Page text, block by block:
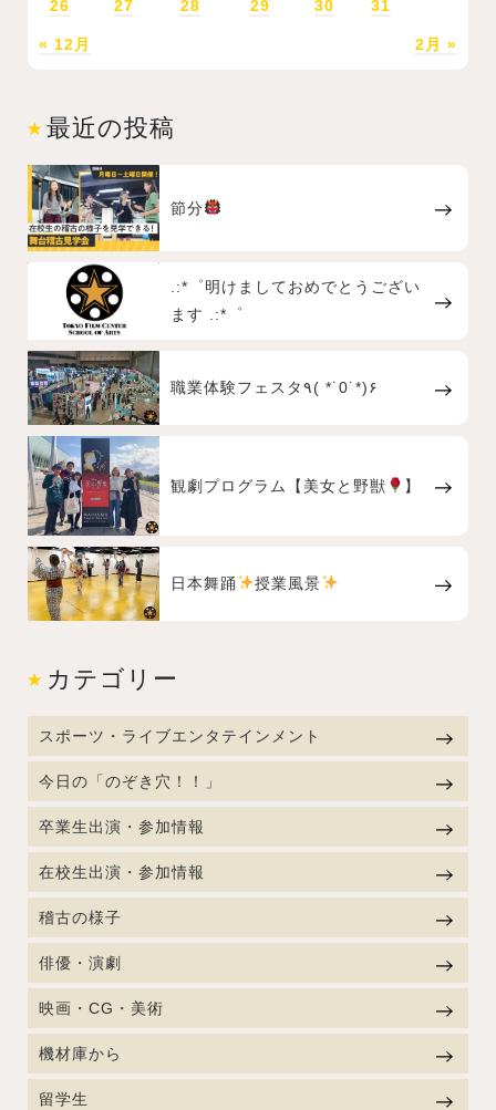
« 12月 2月 »
26 27 28 29 30 31
最近の投稿
節分
.:*゜明けましておめでとうござい
ます .:*゜
職業体験フェスタ٩( *˙0˙*)۶
観劇プログラム【美女と野獣 】
日本舞踊 授業風景
カテゴリー
スポーツ・ライブエンタテインメント
今日の「のぞき穴！！」
卒業生出演・参加情報
在校生出演・参加情報
稽古の様子
俳優・演劇
映画・CG・美術
機材庫から
留学生